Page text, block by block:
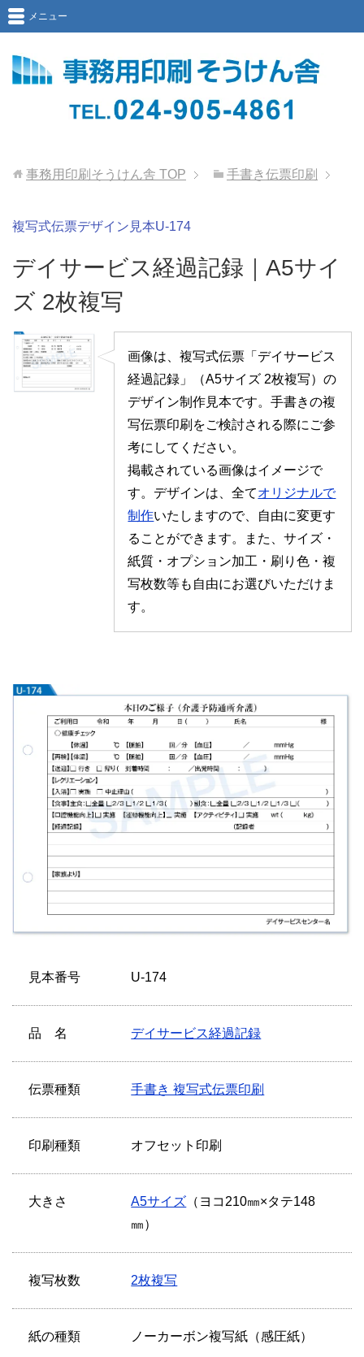
メニュー
事務用印刷そうけん舎 TOP 手書き伝票印刷
複写式伝票デザイン見本U-174
デイサービス経過記録｜A5サイ
ズ 2枚複写
画像は、複写式伝票「デイサービス
経過記録」（A5サイズ 2枚複写）の
デザイン制作見本です。手書きの複
写伝票印刷をご検討される際にご参
考にしてください。
掲載されている画像はイメージで
す。デザインは、全てオリジナルで
制作いたしますので、自由に変更す
ることができます。また、サイズ・
紙質・オプション加工・刷り色・複
写枚数等も自由にお選びいただけま
す。
見本番号 U-174
品 名 デイサービス経過記録
伝票種類 手書き 複写式伝票印刷
印刷種類 オフセット印刷
大きさ A5サイズ （ヨコ210㎜×タテ148
㎜）
複写枚数 2枚複写
紙の種類 ノーカーボン複写紙（感圧紙）